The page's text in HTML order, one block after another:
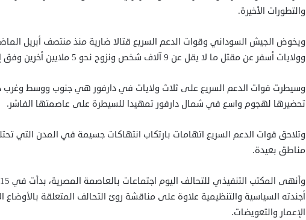
والتطورات الأخيرة.
ويخوض الجيش السوداني وقوات الدعم السريع قتالا ضارية منذ منتصف أبريل
وولايات أسفر عن مقتل ما لا يقل عن 9 آلاف شخص ونزوح نحو 5 ملايين أخرين وفق إحصاءات وتقارير أممية.
وسيطرت قوات الدعم السريع على ثلاث ولايات في دارفور هي جنوب ووسط وغرب
تحضيرها لهجوم واسع في شمال دارفور تمهيدا للسيطرة على عاصمتها الفاشر.
وتلاحق قوات الدعم السريع اتهامات بارتكاب انتهاكات جسيمة في المدن التي
مناطق بعيدة.
أجندته السياسية والتنظيمية علاوة على مناقشة روئ التحالف المتعلقة بالأوضاع
الإعمار والتعويضات.